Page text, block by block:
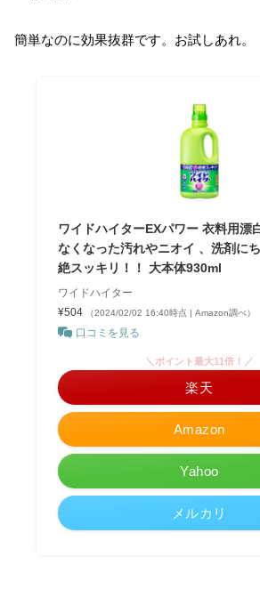
簡単なのに効果抜群です。お試しあれ。
ワイドハイターEXパワー 衣料用漂
なくなった汚れやニオイ 、洗剤に
絶スッキリ！！ 大本体930ml
ワイドハイター
¥504
（2024/02/02 16:40時点 | Amazon調べ）
口コミを見る
Amazon
＼ポイント最大11倍！／
楽天
Yahoo
メルカリ